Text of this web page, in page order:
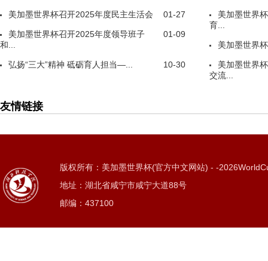
01-27
美加墨世界杯召开2025年度民主生活会
01-09
美加墨世界杯召开2025年度领导班子
和...
10-30
弘扬“三大”精神 砥砺育人担当—...
美加墨世界
育...
美加墨世界
美加墨世界
交流...
友情链接
版权所有：美加墨世界杯(官方中文网站) - -
地址：湖北省咸宁市咸宁大道88号
邮编：437100